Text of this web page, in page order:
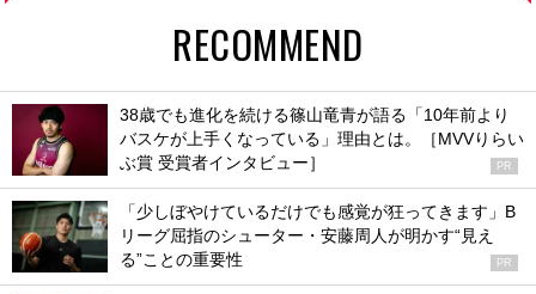
RECOMMEND
38歳でも進化を続ける篠山竜青が語る「10年前より
バスケが上手くなっている」理由とは。［MVVりらい
ぶ賞 受賞者インタビュー］
PR
「少しぼやけているだけでも感覚が狂ってきます」B
リーグ屈指のシューター・安藤周人が明かす“見え
る”ことの重要性
PR